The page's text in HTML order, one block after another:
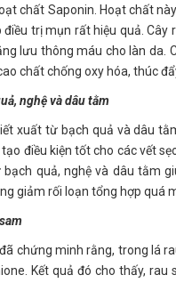
chất Saponin. Hoạt chất
điều trị mụn rất hiệu quả.
lưu thông máu cho làn da.
chất chống oxy hóa, thúc
nghệ và dâu tằm
xuất từ bạch quả và dâu
điều kiện tốt cho các vết
quả, nghệ và dâu tằm
giảm rối loạn tổng hợp quá
chứng minh rằng, trong lá
Kết quả đó cho thấy, rau